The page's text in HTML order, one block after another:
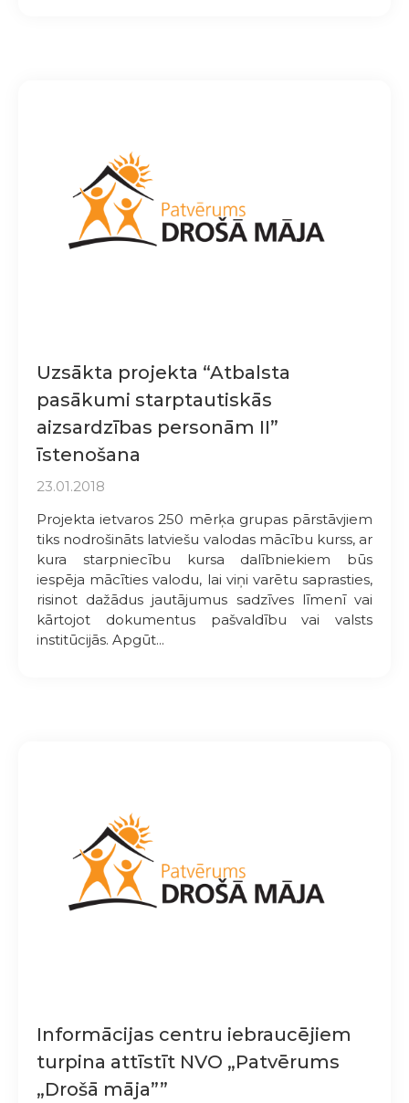
Uzsākta projekta “Atbalsta
pasākumi starptautiskās
aizsardzības personām II”
īstenošana
23.01.2018
Projekta ietvaros 250 mērķa grupas pārstāvjiem
tiks nodrošināts latviešu valodas mācību kurss, ar
kura starpniecību kursa dalībniekiem būs
iespēja mācīties valodu, lai viņi varētu saprasties,
risinot dažādus jautājumus sadzīves līmenī vai
kārtojot dokumentus pašvaldību vai valsts
institūcijās. Apgūt...
Informācijas centru iebraucējiem
turpina attīstīt NVO „Patvērums
„Drošā māja””